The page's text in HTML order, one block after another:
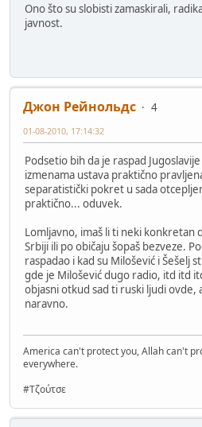
Ono što su slobisti zamaskirali,
javnost.
Джон Рейнольдс
4
01-08-2010, 17:14:32
Podsetio bih da je raspad
izmenama ustava praktično
separatistički pokret u sada
praktično... oduvek.
Lomljavno, imaš li ti neki konkretan
Srbiji ili po običaju šopaš bezveze.
raspadao i kad su Milošević i Šešelj
gde je Milošević dugo radio, itd itd
objasni otkud sad ti ruski ljudi ovde,
naravno.
America can't protect you, Allah can't
everywhere.
#Τζούτσε